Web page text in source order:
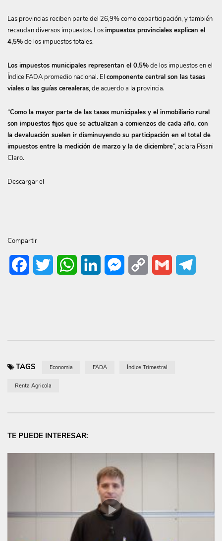
Las provincias reciben parte del 26,9% como coparticipación, y también
recaudan diversos impuestos. Losimpuestos provinciales explican el
4,5%de los impuestos totales.
Los impuestos municipales representan el 0,5%de los impuestos en el
Índice FADA promedio nacional. El componente central son las tasas
viales o las guías cerealeras, de acuerdo a la provincia.
“Como la mayor parte de las tasas municipales y el inmobiliario rural
son impuestos fijos que se actualizan a comienzos de cada año, con
la devaluación suelen ir disminuyendo su participación en el total de
impuestos entre la medición de marzo y la de diciembre”, aclara Pisani
Claro.
Descargar el
Compartir
FacebookTwitter WhatsAppLinkedIn Messenger
Copy
Gmail
TAGS Economia FADA Índice Trimestral
Renta Agricola
TE PUEDE INTERESAR: